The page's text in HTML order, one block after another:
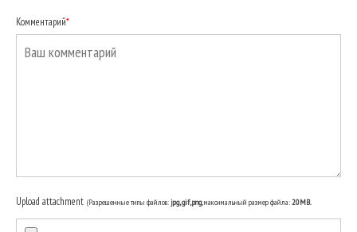
Комментарий*
Upload attachment (Разрешенные типы файлов:jpg, gif, png, максимальный размер файла:20MB.